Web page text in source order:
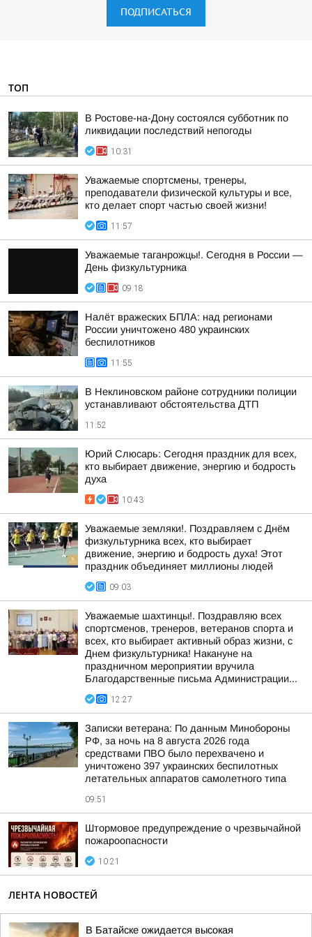
ПОДПИСАТЬСЯ
ТОП
В Ростове-на-Дону состоялся субботник по
ликвидации последствий непогоды
10:31
Уважаемые спортсмены, тренеры,
преподаватели физической культуры и все,
кто делает спорт частью своей жизни!
11:57
Уважаемые таганрожцы!. Сегодня в России —
День физкультурника
09:18
Налёт вражеских БПЛА: над регионами
России уничтожено 480 украинских
беспилотников
11:55
В Неклиновском районе сотрудники полиции
устанавливают обстоятельства ДТП
11:52
Юрий Слюсарь: Сегодня праздник для всех,
кто выбирает движение, энергию и бодрость
духа
10:43
Уважаемые земляки!. Поздравляем с Днём
физкультурника всех, кто выбирает
движение, энергию и бодрость духа! Этот
праздник объединяет миллионы людей
09:03
Уважаемые шахтинцы!. Поздравляю всех
спортсменов, тренеров, ветеранов спорта и
всех, кто выбирает активный образ жизни, с
Днем физкультурника! Накануне на
праздничном мероприятии вручила
Благодарственные письма Администрации...
12:27
Записки ветерана: По данным Минобороны
РФ, за ночь на 8 августа 2026 года
средствами ПВО было перехвачено и
уничтожено 397 украинских беспилотных
летательных аппаратов самолетного типа
09:51
Штормовое предупреждение о чрезвычайной
пожароопасности
10:21
ЛЕНТА НОВОСТЕЙ
В Батайске ожидается высокая